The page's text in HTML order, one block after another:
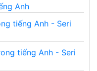
Anh
tiếng Anh - Seri
tiếng Anh - Seri